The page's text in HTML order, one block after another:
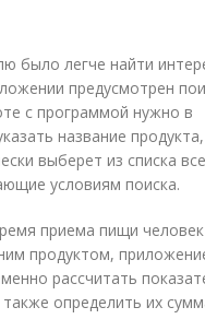
было легче найти
предусмотрен
с программой нужно в
название
выберет из списка все
условиям поиска.
приема пищи
продуктом,
рассчитать
определить их